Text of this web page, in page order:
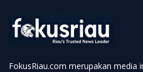
FokusRiau.com merupakan media